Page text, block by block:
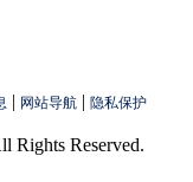
| 网站导航 | 隐私保护
Rights Reserved.